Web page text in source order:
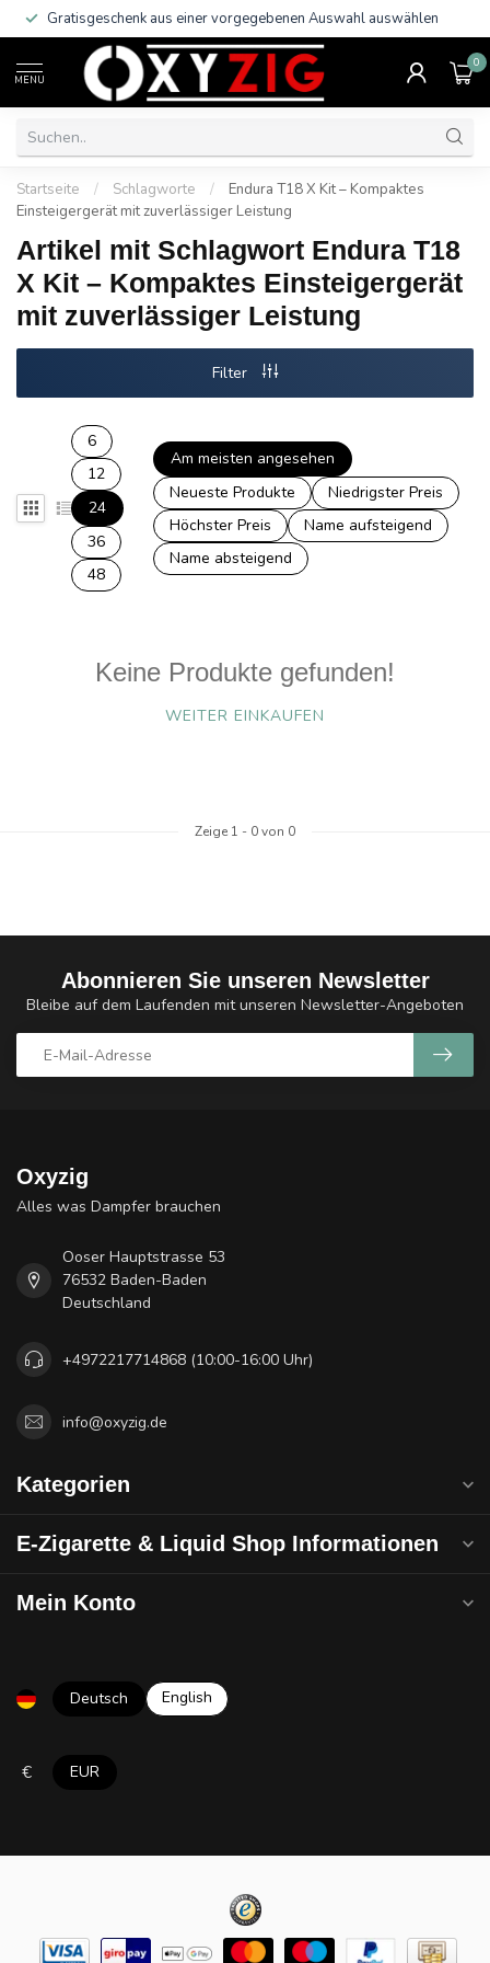
Gratisgeschenk aus einer vorgegebenen Auswahl auswählen
MENU
0
Startseite / Schlagworte /
Endura T18 X Kit – Kompaktes
Einsteigergerät mit zuverlässiger Leistung
Artikel mit Schlagwort Endura T18
X Kit – Kompaktes Einsteigergerät
mit zuverlässiger Leistung
Filter
6
12
24
36
48
Am meisten angesehen
Neueste Produkte
Niedrigster Preis
Höchster Preis
Name aufsteigend
Name absteigend
Keine Produkte gefunden!
WEITER EINKAUFEN
Zeige 1 - 0von 0
Abonnieren Sie unseren Newsletter
Bleibe auf dem Laufenden mit unseren Newsletter-Angeboten
Oxyzig
Alles was Dampfer brauchen
Ooser Hauptstrasse 53
76532 Baden-Baden
Deutschland
+4972217714868 (10:00-16:00 Uhr)
info@oxyzig.de
Kategorien
E-Zigarette & Liquid Shop Informationen
Mein Konto
Deutsch English
€ EUR